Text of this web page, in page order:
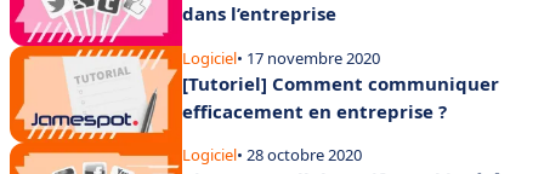
dans l’entreprise
Logiciel• 17 novembre 2020
[Tutoriel] Comment communiquer
efficacement en entreprise ?
Logiciel• 28 octobre 2020